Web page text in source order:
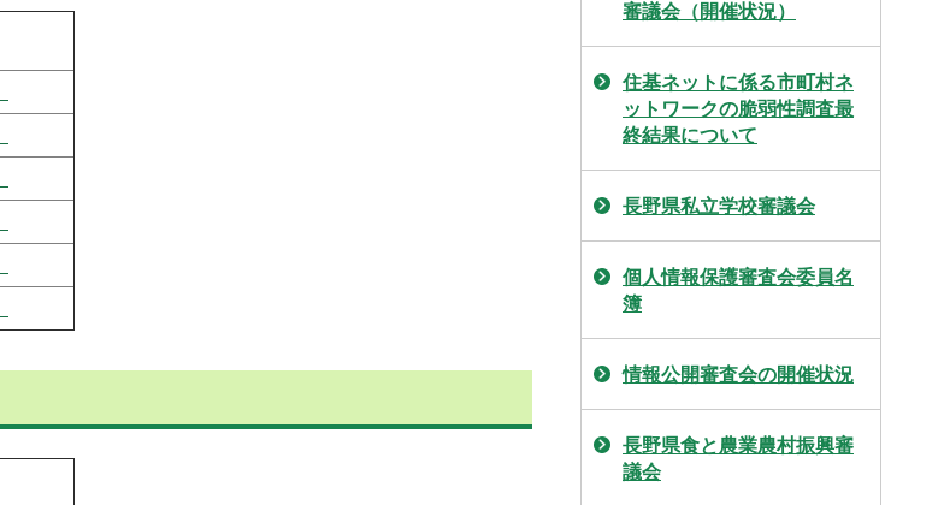
審議会（開催状況）
住基ネットに係る市町村ネ
ットワークの脆弱性調査最
終結果について
長野県私立学校審議会
個人情報保護審査会委員名
簿
情報公開審査会の開催状況
長野県食と農業農村振興審
議会